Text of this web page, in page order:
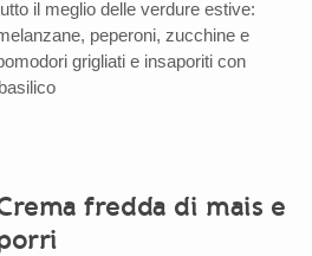
il meglio delle verdure estive:
peperoni, zucchine e
grigliati e insaporiti con
fredda di mais e